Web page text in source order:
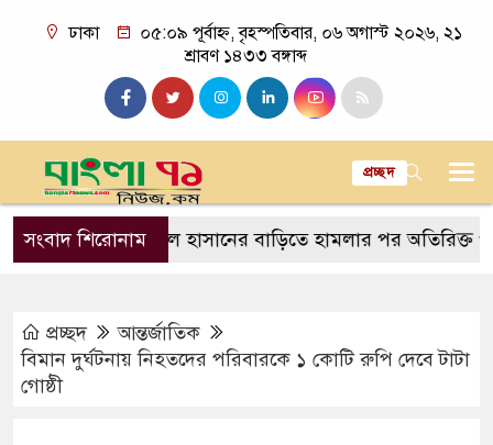
ঢাকা
০৫:০৯ পূর্বাহ্ন, বৃহস্পতিবার, ০৬ অগাস্ট ২০২৬, ২১
শ্রাবণ ১৪৩৩ বঙ্গাব্দ
প্রচ্ছদ
সংবাদ শিরোনাম
সাকিব আল হাসানের বাড়িতে হামলার পর অতিরিক্ত পুলিশ
প্রচ্ছদ
আন্তর্জাতিক
বিমান দুর্ঘটনায় নিহতদের পরিবারকে ১ কোটি রুপি দেবে টাটা
গোষ্ঠী